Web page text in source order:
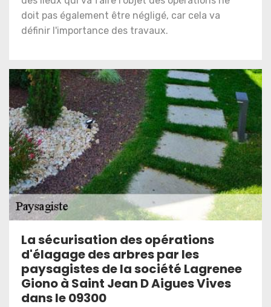
doit pas également être négligé, car cela va
définir l'importance des travaux.
La sécurisation des opérations
d'élagage des arbres par les
paysagistes de la société Lagrenee
Giono à Saint Jean D Aigues Vives
dans le 09300